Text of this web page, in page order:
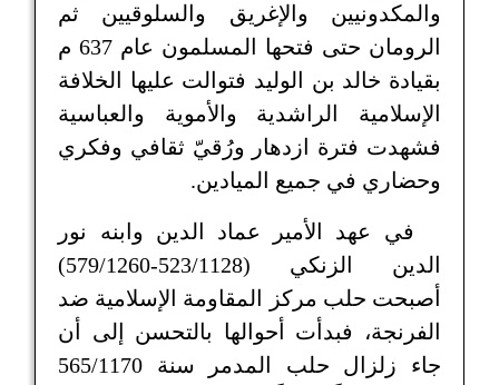
والمكدونيين والإغريق والسلوقيين ثم
الرومان حتى فتحها المسلمون عام 637 م
بقيادة خالد بن الوليد فتوالت عليها الخلافة
الإسلامية الراشدية والأموية والعباسية
فشهدت فترة ازدهار ورُقيّ ثقافي وفكري
وحضاري في جميع الميادين.
في عهد الأمير عماد الدين وابنه نور
الدين الزنكي (523/1128-579/1260)
أصبحت حلب مركز المقاومة الإسلامية ضد
الفرنجة، فبدأت أحوالها بالتحسن إلى أن
جاء زلزال حلب المدمر سنة 565/1170